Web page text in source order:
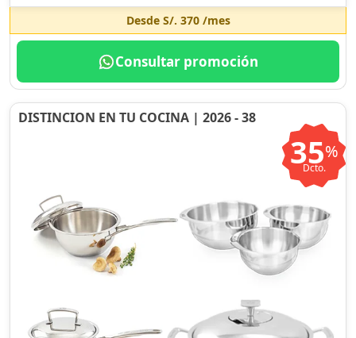
Desde S/. 370/mes
Consultar promoción
DISTINCION EN TU COCINA | 2026 - 38
35%
Dcto.